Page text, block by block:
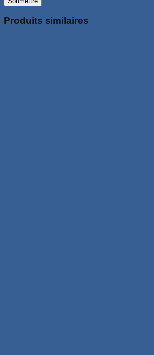
Produits similaires